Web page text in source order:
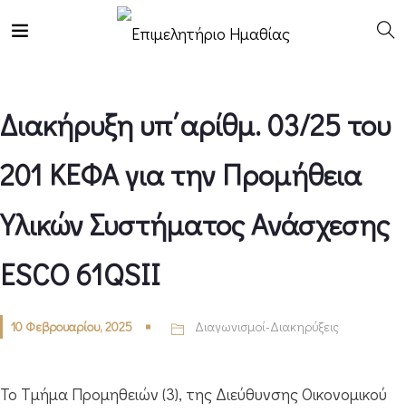
Διακήρυξη υπ΄αρίθμ. 03/25 του
201 ΚΕΦΑ για την Προμήθεια
Yλικών Συστήματος Ανάσχεσης
ESCO 61QSII
10 Φεβρουαρίου, 2025 Διαγωνισμοί-Διακηρύξεις
Το Τμήμα Προμηθειών (3), της Διεύθυνσης Οικονομικού